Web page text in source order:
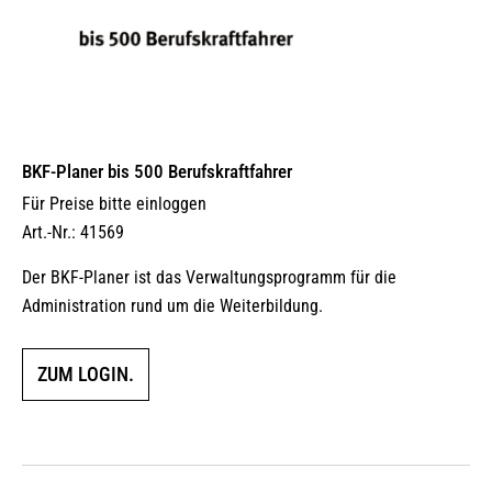
BKF-Planer bis 500 Berufskraftfahrer
Für Preise bitte einloggen
Art.-Nr.: 41569
Der BKF-Planer ist das Verwaltungsprogramm für die
Administration rund um die Weiterbildung.
ZUM LOGIN.